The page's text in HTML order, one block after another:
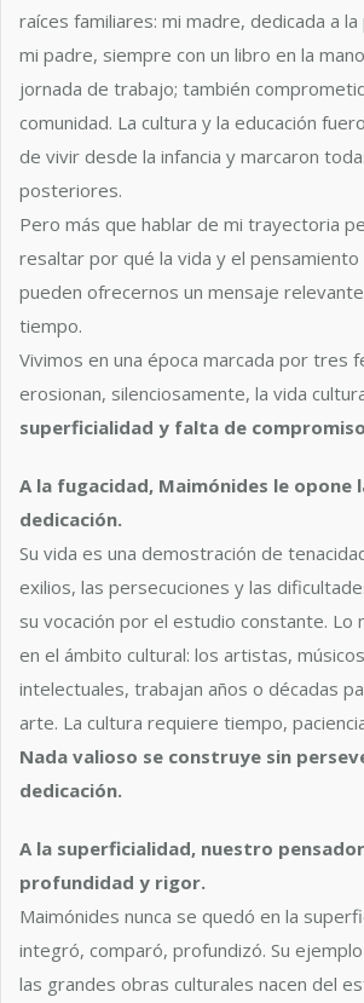
raíces familiares: mi madre, dedicada a la
mi padre, siempre con un libro en la
jornada de trabajo; también
comunidad. La cultura y la educación
de vivir desde la infancia y marcaron
posteriores.
Pero más que hablar de mi trayectoria
resaltar por qué la vida y el
pueden ofrecernos un mensaje
tiempo.
Vivimos en una época marcada por tres
erosionan, silenciosamente, la vida
superficialidad y falta de compromiso
A la fugacidad, Maimónides le opone
dedicación.
Su vida es una demostración de
exilios, las persecuciones y las
su vocación por el estudio constante. Lo
en el ámbito cultural: los artistas,
intelectuales, trabajan años o décadas
arte. La cultura requiere tiempo,
Nada valioso se construye sin
dedicación.
A la superficialidad, nuestro
profundidad y rigor.
Maimónides nunca se quedó en la
integró, comparó, profundizó. Su
las grandes obras culturales nacen del